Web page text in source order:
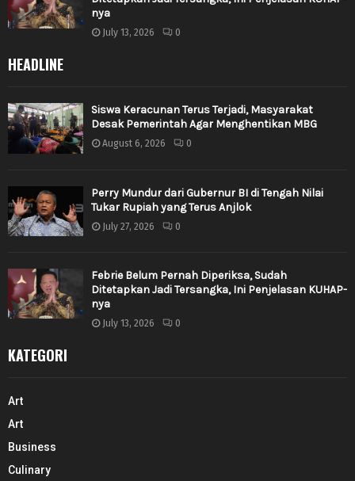
nya
July 13, 2026 0
HEADLINE
Siswa Keracunan Terus Terjadi, Masyarakat
Desak Pemerintah Agar Menghentikan MBG
August 6, 2026 0
Perry Mundur dari Gubernur BI di Tengah Nilai
Tukar Rupiah yang Terus Anjlok
July 27, 2026 0
Febrie Belum Pernah Diperiksa, Sudah
Ditetapkan Jadi Tersangka, Ini Penjelasan KUHAP-
nya
July 13, 2026 0
KATEGORI
Art
Art
Business
Culinary